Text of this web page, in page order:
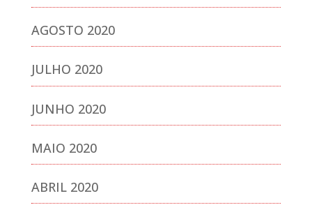
AGOSTO 2020
JULHO 2020
JUNHO 2020
MAIO 2020
ABRIL 2020